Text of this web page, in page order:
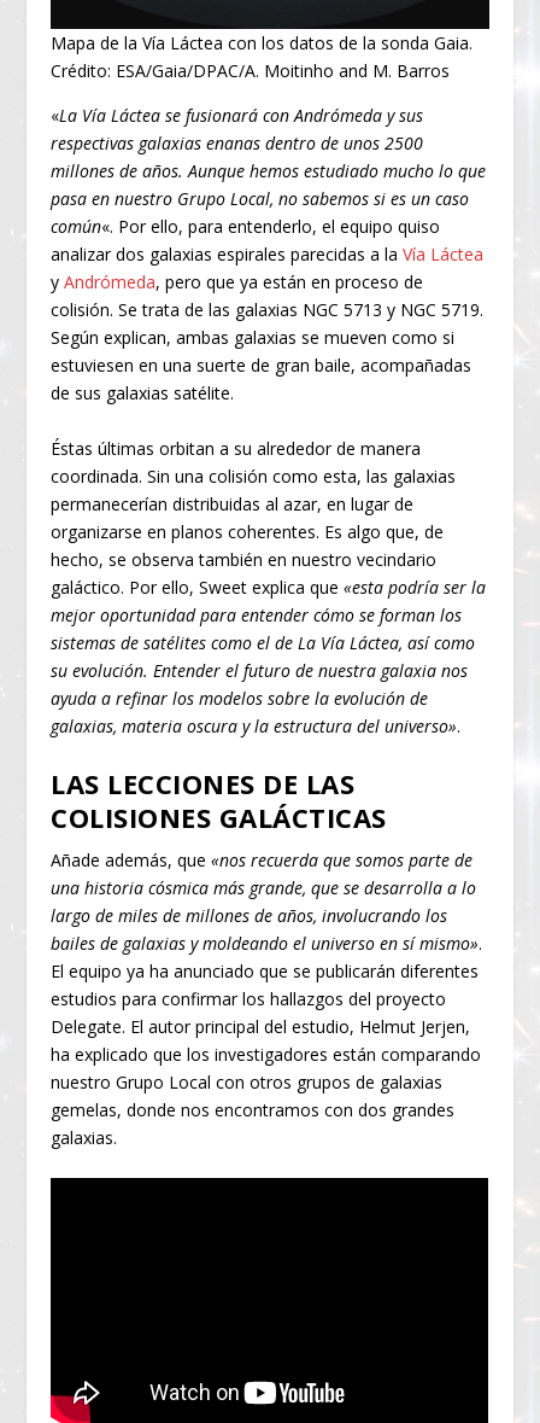
Mapa de la Vía Láctea con los datos de la sonda Gaia.
Crédito: ESA/Gaia/DPAC/A. Moitinho and M. Barros
«La Vía Láctea se fusionará con Andrómeda y sus
respectivas galaxias enanas dentro de unos 2500
millones de años. Aunque hemos estudiado mucho lo que
pasa en nuestro Grupo Local, no sabemos si es un caso
común«. Por ello, para entenderlo, el equipo quiso
analizar dos galaxias espirales parecidas a laVía Láctea
yAndrómeda, pero que ya están en proceso de
colisión. Se trata de las galaxias NGC 5713 y NGC 5719.
Según explican, ambas galaxias se mueven como si
estuviesen en una suerte de gran baile, acompañadas
de sus galaxias satélite.
Éstas últimas orbitan a su alrededor de manera
coordinada. Sin una colisión como esta, las galaxias
permanecerían distribuidas al azar, en lugar de
organizarse en planos coherentes. Es algo que, de
hecho, se observa también en nuestro vecindario
galáctico. Por ello, Sweet explica que«esta podría ser la
mejor oportunidad para entender cómo se forman los
sistemas de satélites como el de La Vía Láctea, así como
su evolución. Entender el futuro de nuestra galaxia nos
ayuda a refinar los modelos sobre la evolución de
galaxias, materia oscura y la estructura del universo».
LAS LECCIONES DE LAS
COLISIONES GALÁCTICAS
Añade además, que«nos recuerda que somos parte de
una historia cósmica más grande, que se desarrolla a lo
largo de miles de millones de años, involucrando los
bailes de galaxias y moldeando el universo en sí mismo».
El equipo ya ha anunciado que se publicarán diferentes
estudios para confirmar los hallazgos del proyecto
Delegate. El autor principal del estudio, Helmut Jerjen,
ha explicado que los investigadores están comparando
nuestro Grupo Local con otros grupos de galaxias
gemelas, donde nos encontramos con dos grandes
galaxias.